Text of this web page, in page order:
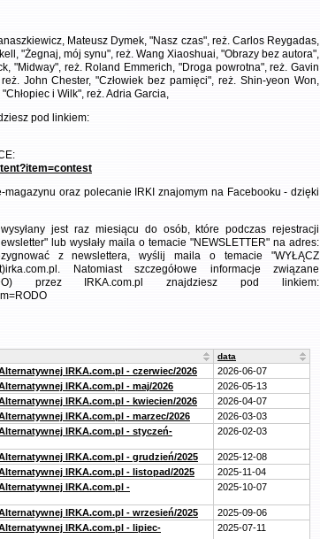
Mateusz Dymek, "Nasz czas", reż. Carlos Reygadas,
"Żegnaj, mój synu", reż. Wang Xiaoshuai, "Obrazy bez autora",
"Midway", reż. Roland Emmerich, "Droga powrotna", reż. Gavin
John Chester, "Człowiek bez pamięci", reż. Shin-yeon Won,
i Wilk", reż. Adria Garcia,
pod linkiem:
oraz polecanie IRKI znajomym na Facebooku - dzięki
jest raz miesiącu do osób, które podczas rejestracji
lub wysłały maila o temacie "NEWSLETTER" na adres:
z newslettera, wyślij maila o temacie "WYŁĄCZ
Natomiast szczegółowe informacje związane
przez IRKA.com.pl znajdziesz pod linkiem:
data
IRKA.com.pl - czerwiec/2026
2026-06-07
IRKA.com.pl - maj/2026
2026-05-13
IRKA.com.pl - kwiecien/2026
2026-04-07
IRKA.com.pl - marzec/2026
2026-03-03
IRKA.com.pl - styczeń-
2026-02-03
IRKA.com.pl - grudzień/2025
2025-12-08
IRKA.com.pl - listopad/2025
2025-11-04
IRKA.com.pl -
2025-10-07
IRKA.com.pl - wrzesień/2025
2025-09-06
IRKA.com.pl - lipiec-
2025-07-11